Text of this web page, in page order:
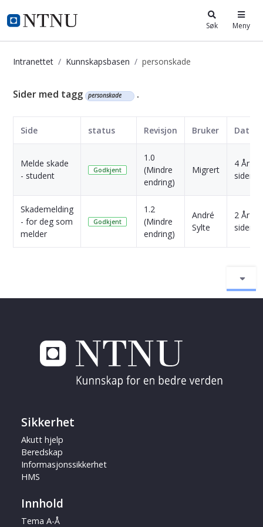
i.ntnu.no Søk Meny
Intranettet Kunnskapsbasen personskade
Kunnskapsbasen
Sider med tagg personskade .
Side status Revisjon Bruker Dato
Melde skade
- student
Godkjent
1.0
(Mindre
endring)
Migrert
4 År
siden
Skademelding
- for deg som
melder
Godkjent
1.2
(Mindre
endring)
André
Sylte
2 År
siden
Sikkerhet
Akutt hjelp
Beredskap
Informasjonssikkerhet
HMS
Innhold
Tema A-Å